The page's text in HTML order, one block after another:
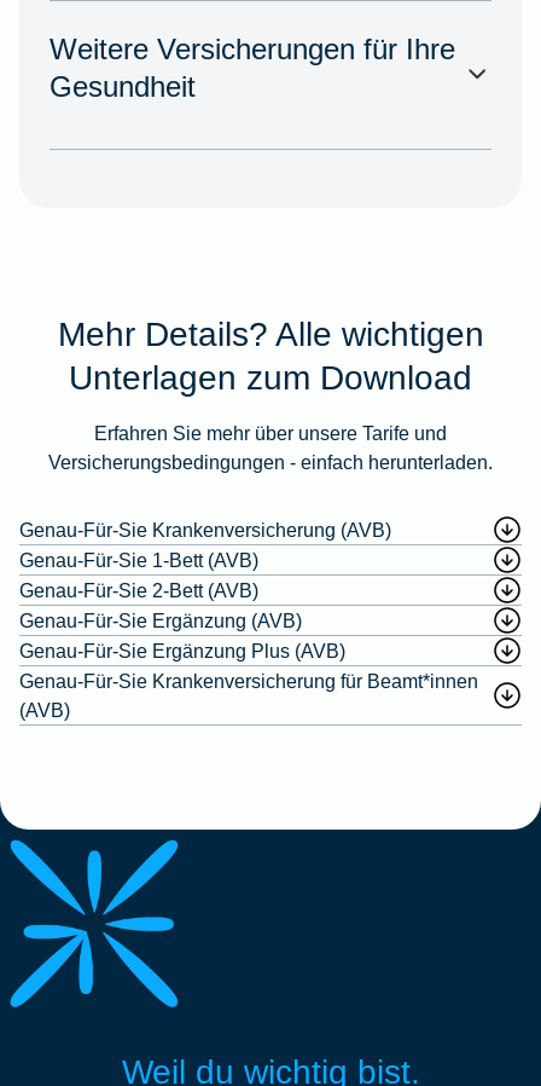
Weitere Versicherungen für Ihre
Gesundheit
Mehr Details? Alle wichtigen
Unterlagen zum Download
Erfahren Sie mehr über unsere Tarife und
Versicherungsbedingungen - einfach herunterladen.
Genau-Für-Sie Krankenversicherung (AVB)
Genau-Für-Sie 1-Bett (AVB)
Genau-Für-Sie 2-Bett (AVB)
Genau-Für-Sie Ergänzung (AVB)
Genau-Für-Sie Ergänzung Plus (AVB)
Genau-Für-Sie Krankenversicherung für Beamt*innen
(AVB)
Weil du wichtig bist.